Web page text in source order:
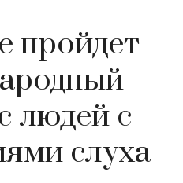
пройдет
людей с
слуха